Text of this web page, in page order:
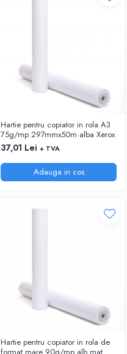
Hartie pentru copiator in rola A3
75g/mp 297mmx50m alba Xerox
37,01 Lei + TVA
Adauga in cos
Hartie pentru copiator in rola de